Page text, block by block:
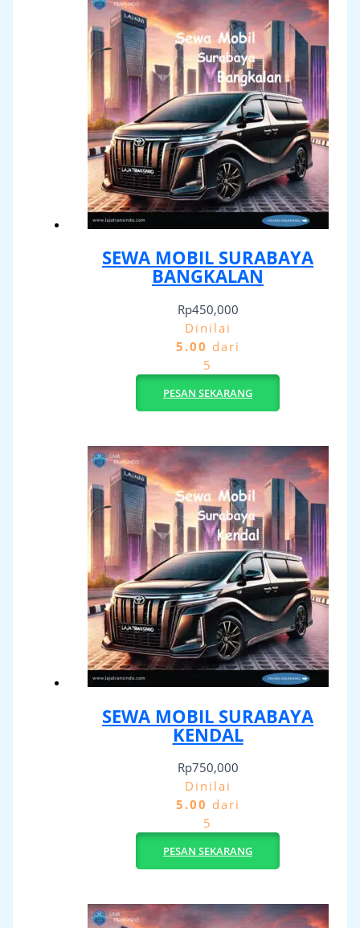
SEWA MOBIL SURABAYA
BANGKALAN
Rp450,000
Dinilai
5.00 dari
5
PESAN SEKARANG
SEWA MOBIL SURABAYA
KENDAL
Rp750,000
Dinilai
5.00 dari
5
PESAN SEKARANG